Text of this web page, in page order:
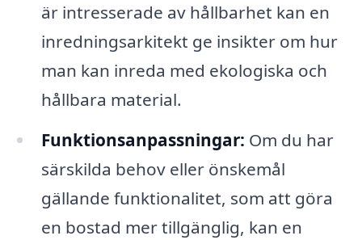
är intresserade av hållbarhet kan en
inredningsarkitekt ge insikter om hur
man kan inreda med ekologiska och
hållbara material.
Funktionsanpassningar: Om du har
särskilda behov eller önskemål
gällande funktionalitet, som att göra
en bostad mer tillgänglig, kan en